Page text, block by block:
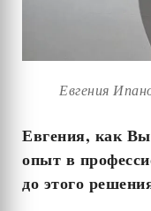
Евгения
Евгения, как
опыт в
до этого